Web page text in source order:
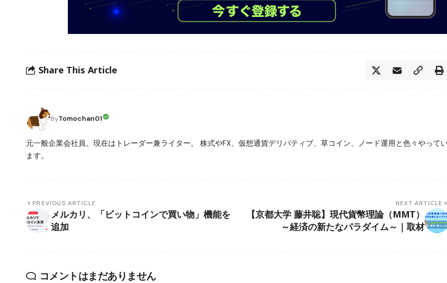
Share This Article
ByTomochan01
元一般企業会社員。現在はトレーダー兼ライター。 株式やFX、仮想通貨デリバティブ、草コイン、ノード運用と色々やって
ます。
PREVIOUS ARTICLE
メルカリ、「ビットコインで買い物」機能を
追加
NEXT ARTICLE
【京都大学 藤井聡】現代貨幣理論（MMT）
～経済の新たなパラダイム～｜取材
コメントはまだありません